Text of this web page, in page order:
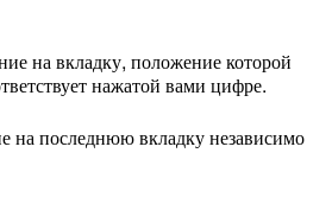
на вкладку, положение которой
нажатой вами цифре.
на последнюю вкладку независимо